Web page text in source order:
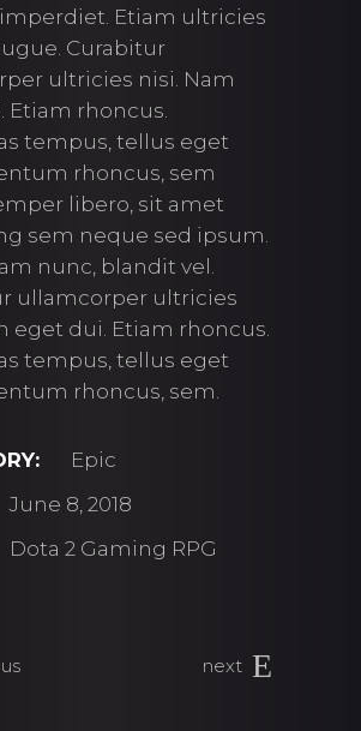
Etiam ultricies
Curabitur
ultricies nisi. Nam
Etiam rhoncus.
tempus, tellus eget
rhoncus, sem
libero, sit amet
sem neque sed ipsum.
nunc, blandit vel.
ullamcorper ultricies
eget dui. Etiam rhoncus.
tempus, tellus eget
rhoncus, sem.
Epic
June 8, 2018
Dota 2 Gaming RPG
next